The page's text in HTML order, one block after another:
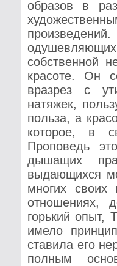
образов в
собственной
красоте. Он
вразрез с
натяжек,
польза, а
которое, в
Проповедь
дышащих
выдающихся
многих своих
отношениях,
горький опыт,
имело
ставила его
полным